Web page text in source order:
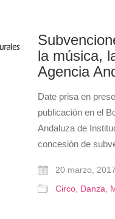
la música,
Agencia
Date prisa en
publicación en el
Andaluza de
concesión de
20 marzo, 2017
Circo Danza